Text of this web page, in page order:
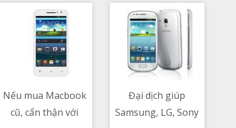
nhiều so với iOS
App Store
nhắc.
Nếu mua Macbook
cũ, cẩn thận với
Đại dịch giúp
Samsung, LG, Sony